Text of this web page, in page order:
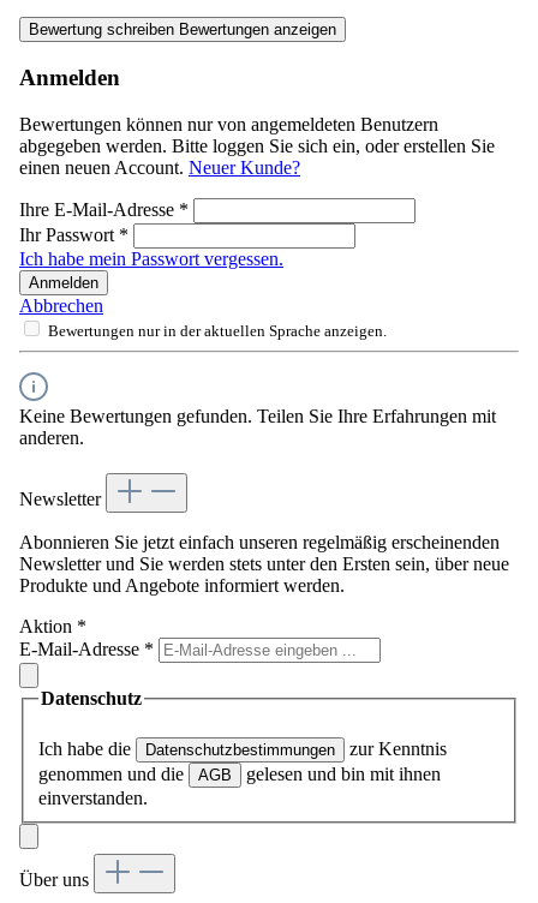
Bewertung schreiben Bewertungen anzeigen
Anmelden
Bewertungen können nur von angemeldeten Benutzern
abgegeben werden. Bitte loggen Sie sich ein, oder erstellen Sie
einen neuen Account. Neuer Kunde?
Ihre E-Mail-Adresse *
Ihr Passwort *
Ich habe mein Passwort vergessen.
Anmelden
Abbrechen
Bewertungen nur in der aktuellen Sprache anzeigen.
Keine Bewertungen gefunden. Teilen Sie Ihre Erfahrungen mit
anderen.
Newsletter
Abonnieren Sie jetzt einfach unseren regelmäßig erscheinenden
Newsletter und Sie werden stets unter den Ersten sein, über neue
Produkte und Angebote informiert werden.
Aktion *
E-Mail-Adresse *
Datenschutz
Ich habe die Datenschutzbestimmungen
zur Kenntnis
genommen und die
AGB
gelesen und bin mit ihnen
einverstanden.
Über uns